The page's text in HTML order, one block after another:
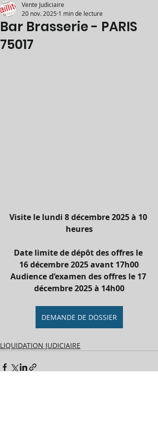
Bar Brasserie - PARIS
75017
Vente Judiciaire
20 nov. 2025 1 min de lecture
Visite le lundi 8 décembre 2025 à 10
heures
Date limite de dépôt des offres le
16 décembre 2025 avant 17h00
Audience d’examen des offres le 17
décembre 2025 à 14h00
DEMANDE DE DOSSIER
LIQUIDATION JUDICIAIRE